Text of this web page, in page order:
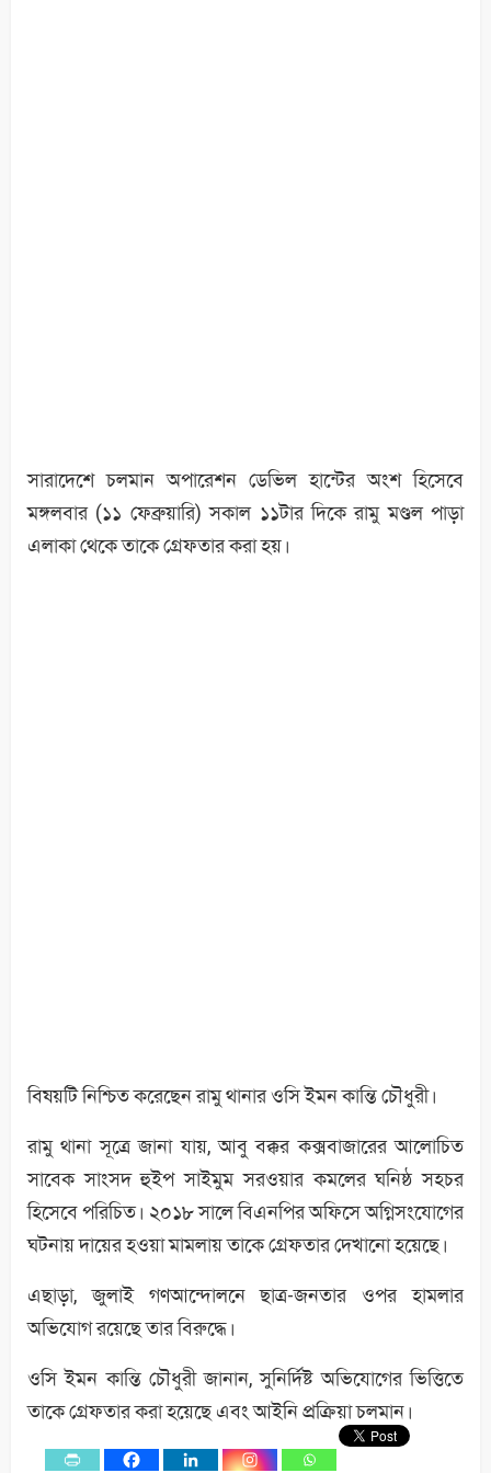
সারাদেশে চলমান অপারেশন ডেভিল হান্টের অংশ হিসেবে
মঙ্গলবার (১১ ফেব্রুয়ারি) সকাল ১১টার দিকে রামু মণ্ডল পাড়া
এলাকা থেকে তাকে গ্রেফতার করা হয়।
বিষয়টি নিশ্চিত করেছেন রামু থানার ওসি ইমন কান্তি চৌধুরী।
রামু থানা সূত্রে জানা যায়, আবু বক্কর কক্সবাজারের আলোচিত
সাবেক সাংসদ হুইপ সাইমুম সরওয়ার কমলের ঘনিষ্ঠ সহচর
হিসেবে পরিচিত। ২০১৮ সালে বিএনপির অফিসে অগ্নিসংযোগের
ঘটনায় দায়ের হওয়া মামলায় তাকে গ্রেফতার দেখানো হয়েছে।
এছাড়া, জুলাই গণআন্দোলনে ছাত্র-জনতার ওপর হামলার
অভিযোগ রয়েছে তার বিরুদ্ধে।
ওসি ইমন কান্তি চৌধুরী জানান, সুনির্দিষ্ট অভিযোগের ভিত্তিতে
তাকে গ্রেফতার করা হয়েছে এবং আইনি প্রক্রিয়া চলমান।